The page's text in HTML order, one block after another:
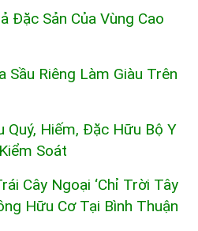
Đặc Sản Của Vùng Cao
Sầu Riêng Làm Giàu Trên
Quý, Hiếm, Đặc Hữu Bộ Y
Soát
Cây Ngoại ‘chỉ Trời Tây
Hữu Cơ Tại Bình Thuận